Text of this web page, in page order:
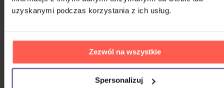
uzyskanymi podczas korzystania z ich usług.
Zezwól na wszystkie
Spersonalizuj
Na magazynie 33,30 zł
Michael Jackson: HIStory, Past
Present and Future Book 1